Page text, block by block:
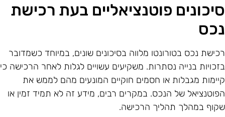
פוטנציאליים בעת רכישת
נכס בטורונטו מלווה בסיכונים שונים, במיוחד כשמדובר
בנייה נסתרות. משקיעים עשויים לגלות לאחר הרכישה כי
מגבלות או חסמים חוקיים המונעים מהם לממש את
של הנכס. במקרים רבים, מידע זה לא תמיד זמין או
במהלך תהליך הרכישה.